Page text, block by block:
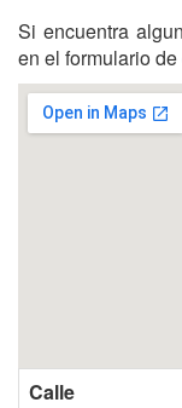
Si encuentra
en el formulario de
Calle